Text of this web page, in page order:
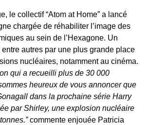
le collectif “Atom at Home” a lancé
chargée de réhabiliter l’image des
au sein de l’Hexagone. Un
autres par une plus grande place
nucléaires, notamment au cinéma.
qui a recueilli plus de 30 000
heureux de vous annoncer que
dans la prochaine série Harry
par Shirley, une explosion nucléaire
commente enjouée Patricia